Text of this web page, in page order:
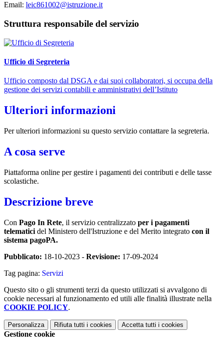
Email: leic861002@istruzione.it
Struttura responsabile del servizio
Ufficio di Segreteria
Ufficio composto dal DSGA e dai suoi collaboratori, si occupa della
gestione dei servizi contabili e amministrativi dell’Istituto
Ulteriori informazioni
Per ulteriori informazioni su questo servizio contattare la segreteria.
A cosa serve
Piattaforma online per gestire i pagamenti dei contributi e delle tasse
scolastiche.
Descrizione breve
Con Pago In Rete, il servizio centralizzato per i pagamenti
telematici del Ministero dell'Istruzione e del Merito integrato con il
sistema pagoPA.
Pubblicato: 18-10-2023 - Revisione: 17-09-2024
Tag pagina: Servizi
Questo sito o gli strumenti terzi da questo utilizzati si avvalgono di
cookie necessari al funzionamento ed utili alle finalità illustrate nella
COOKIE POLICY.
Personalizza Rifiuta tutti i cookies Accetta tutti i cookies
Gestione cookie